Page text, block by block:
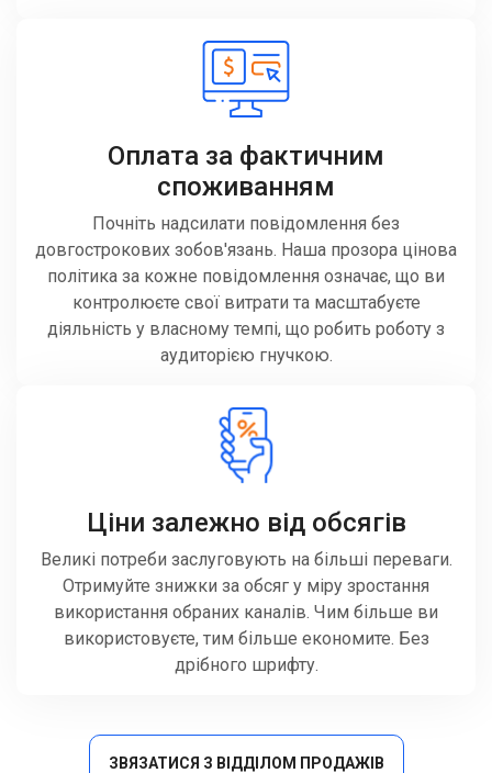
Оплата за фактичним
споживанням
Почніть надсилати повідомлення без
довгострокових зобов'язань. Наша прозора цінова
політика за кожне повідомлення означає, що ви
контролюєте свої витрати та масштабуєте
діяльність у власному темпі, що робить роботу з
аудиторією гнучкою.
Ціни залежно від обсягів
Великі потреби заслуговують на більші переваги.
Отримуйте знижки за обсяг у міру зростання
використання обраних каналів. Чим більше ви
використовуєте, тим більше економите. Без
дрібного шрифту.
ЗВЯЗАТИСЯ З ВІДДІЛОМ ПРОДАЖІВ